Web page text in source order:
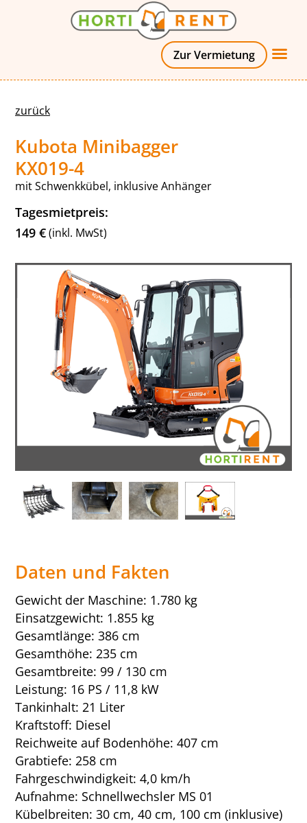
Zur Vermietung
zurück
Kubota Minibagger
KX019-4
mit Schwenkkübel, inklusive Anhänger
Tagesmietpreis:
149 €(inkl. MwSt)
Daten und Fakten
Gewicht der Maschine: 1.780 kg
Einsatzgewicht: 1.855 kg
Gesamtlänge: 386 cm
Gesamthöhe: 235 cm
Gesamtbreite: 99 / 130 cm
Leistung: 16 PS / 11,8 kW
Tankinhalt: 21 Liter
Kraftstoff: Diesel
Reichweite auf Bodenhöhe: 407 cm
Grabtiefe: 258 cm
Fahrgeschwindigkeit: 4,0 km/h
Aufnahme: Schnellwechsler MS 01
Kübelbreiten: 30 cm, 40 cm, 100 cm (inklusive)